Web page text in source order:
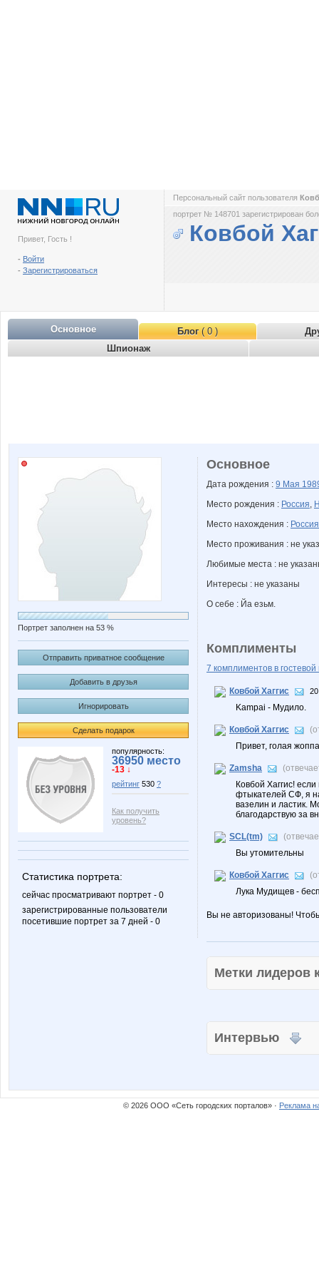
Привет, Гость !
- Войти
- Зарегистрироваться
Персональный сайт пользователя
портрет № 148701 зарегистрирован
Ковбой
Основное Блог( 0 )
Шпионаж
Портрет заполнен на 53 %
Отправить приватное сообщение
Добавить в друзья
Игнорировать
Сделать подарок
популярность:
36950 место
-13 ↓
рейтинг 530 ?
Как получить
уровень?
Статистика портрета:
сейчас просматривают портрет - 0
зарегистрированные пользователи
посетившие портрет за 7 дней - 0
Основное
Дата рождения : 9 Мая
Место рождения : Россия,
Место нахождения : Россия
Место проживания : не
Любимые места : не
Интересы : не указаны
О себе : Йа езьм.
Комплименты
7 комплиментов в гостевой
Ковбой Хаггис
Kampai - Мудило.
Ковбой Хаггис
Привет, голая
Zamsha
Ковбой Хаггис!
фтыкателей СФ, я
вазелин и ластик.
благодарствую за
SCL(tm)
Вы утомительны
Ковбой Хаггис
Лука Мудищев -
Вы не авторизованы!
Метки
Интервью
© 2026 ООО «Сеть городских порталов» · Реклама